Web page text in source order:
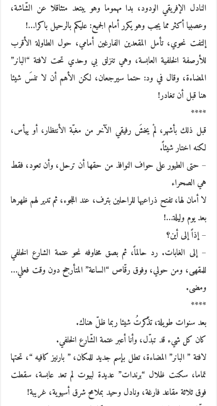
النادل الإفريقي الودود، بدا مهموما وهو يبتعد متثاقلا عن الشّاشة،
وعصبيا أكثر مما يجب وهو يكرر أمام الجميع: عليكم بالرحيل باكرا…!
إلتفت نحوي، تأمل المقعدين الفارغين أمامي، حول الطاولة الأقرب
للأرصفة الخلفية العابسة، وهي تنزلق بي وحدي تحت لافتة “البانر”
المضاءة، وقال في ود: حتما سيرجعان، لكن الأهم أن لا تنسَ شيئا
هنا قبل أن تغادر!
****
قبل ذلك بأشهر، لمْ يخشَ رفيقي الآخر من مغبّة الأنتظار، أو ييأس،
لكنه اختار شيئاً.
– حتى الطيور على حواف النوافذ من حقها أن ترحل، وأن تعود، فقط
هي الصحراء
لا أمان لها، تفتح ذراعيها للراحلين بترف، عند اللجوء، ثم تدير لهم ظهرها
بعد يوم وليلة…!
– إذاً إلى أين؟
– إلى الغابات. رد حالماً، ثم بصق مخاوفه نحو عتمة الشارع الخلفي
للمقهى، ومن حولي، وفوق رقّاص “الساعة” المتأرجح دون وقت فعلي…
ومضى.
****
بعد سنوات طويلة، تذّكرتُ شيئا ربما ظلّ هناك.
كان كل شيء قد تبدّل، وأنا أعبر عتمة الشّارع الخلفي.
لافتة ” البانر” المضاءة، تطل بإسم جديد للمكان، ” بارنيز كافيه “، تحتها
تماما، سكنت ظلال “برندات” عديدة لبيوت لم تعد عابسة، سقطت
فوق ثلاثة مقاعد فارغة، ونادل وحيد بملامح شرق أسيوية، غريبة!